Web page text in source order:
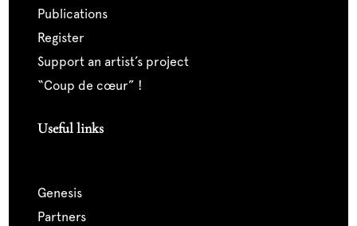
publications
register
support an artist’s project
“coup de cœur” !
Useful links
genesis
partners